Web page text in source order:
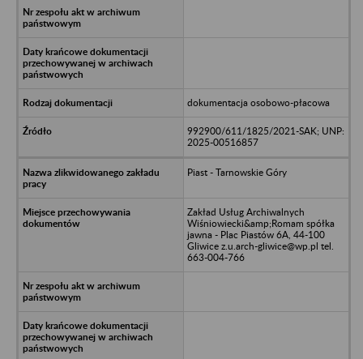
dokumentacja osobowo-płacowa
992900/611/1825/2021-SAK; UNP:
2025-00516857
Piast - Tarnowskie Góry
Zakład Usług Archiwalnych
Wiśniowiecki&amp;Romam spółka
jawna - Plac Piastów 6A, 44-100
Gliwice z.u.arch-gliwice@wp.pl tel.
663-004-766